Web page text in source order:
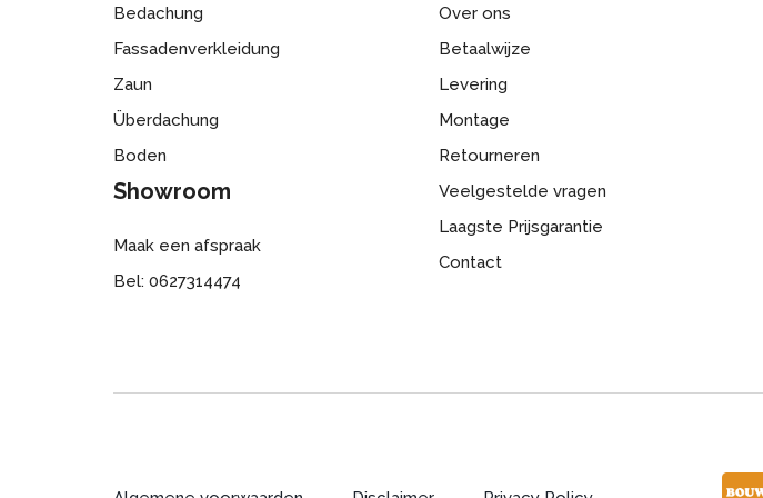
Bedachung
Fassadenverkleidung
Zaun
Überdachung
Boden
Showroom
Maak een afspraak
Bel: 0627314474
Over ons
Betaalwijze
Levering
Montage
Retourneren
Veelgestelde vragen
Laagste Prijsgarantie
Contact